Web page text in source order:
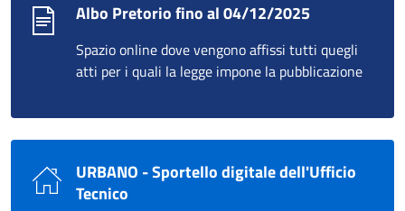
Albo Pretorio fino al 04/12/2025
Spazio online dove vengono affissi tutti quegli
atti per i quali la legge impone la pubblicazione
URBANO - Sportello digitale dell'Ufficio
Tecnico